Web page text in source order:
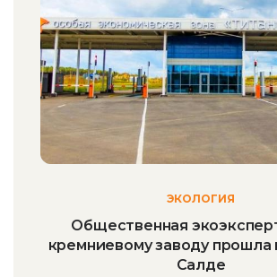
ЭКОЛОГИЯ
Общественная
кремниевому заводу прошла
Салде